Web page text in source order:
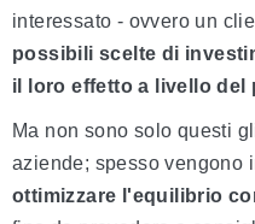
interessato - ovvero un
possibili scelte di
il loro effetto a livello del
Ma non sono solo questi
aziende; spesso vengono
ottimizzare l'equilibrio